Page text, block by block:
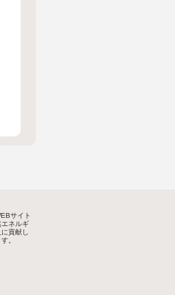
サイト
エネルギ
貢献し
。